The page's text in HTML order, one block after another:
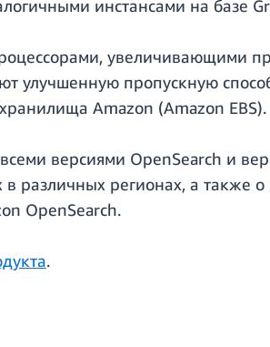
инстансами на базе
увеличивающими
улучшенную пропускную
Amazon (Amazon EBS).
версиями OpenSearch и
регионах, а также о
OpenSearch.
.